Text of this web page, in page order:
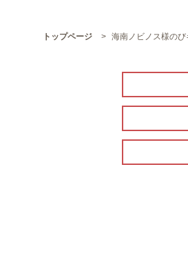
トップページ > 海南ノビノス様のび